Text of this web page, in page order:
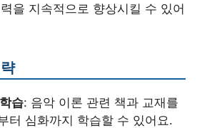
을 지속적으로 향상시킬 수 있어
습: 음악 이론 관련 책과 교재를
터 심화까지 학습할 수 있어요.